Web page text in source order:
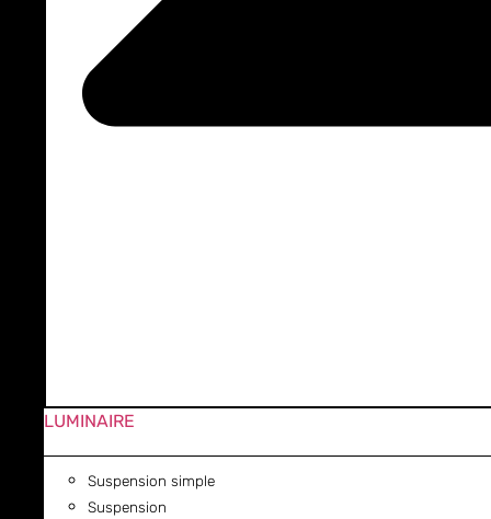
LUMINAIRE
Suspension simple
Suspension